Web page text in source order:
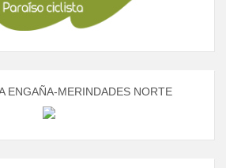
ENGAÑA-MERINDADES NORTE